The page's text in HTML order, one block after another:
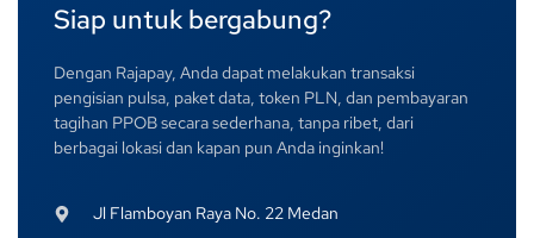
Siap untuk bergabung?
Dengan Rajapay, Anda dapat melakukan transaksi
pengisian pulsa, paket data, token PLN, dan pembayaran
tagihan PPOB secara sederhana, tanpa ribet, dari
berbagai lokasi dan kapan pun Anda inginkan!
Jl Flamboyan Raya No. 22 Medan